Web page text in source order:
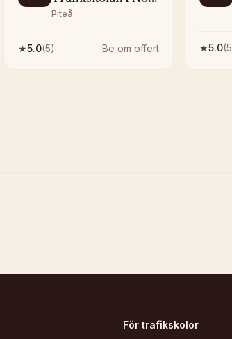
AB
Piteå
★5.0(5) Be om offert ★5.0(5
För trafikskolor